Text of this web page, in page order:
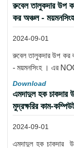
রুবেল তালুকদার উপ
কর অঞ্চল -
2024-09-01
রুবেল তালুকদার উপ কর
- ময়মনসিংহ । এর
Download
এমদাদুল হক চাকদার
মুদ্রক্ষরির কাম-
2024-09-01
এমদাদুল হক চাকদার উপ